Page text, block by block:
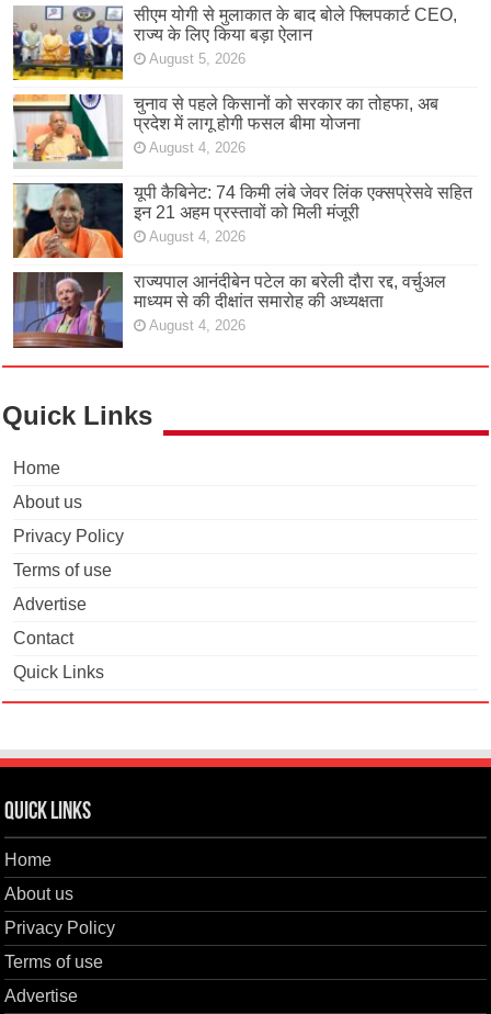
सीएम योगी से मुलाकात के बाद बोले फ्लिपकार्ट CEO,
राज्य के लिए किया बड़ा ऐलान
August 5, 2026
चुनाव से पहले किसानों को सरकार का तोहफा, अब
प्रदेश में लागू होगी फसल बीमा योजना
August 4, 2026
यूपी कैबिनेट: 74 किमी लंबे जेवर लिंक एक्सप्रेसवे सहित
इन 21 अहम प्रस्तावों को मिली मंजूरी
August 4, 2026
राज्यपाल आनंदीबेन पटेल का बरेली दौरा रद्द, वर्चुअल
माध्यम से की दीक्षांत समारोह की अध्यक्षता
August 4, 2026
Quick Links
Home
About us
Privacy Policy
Terms of use
Advertise
Contact
Quick Links
Quick Links
Home
About us
Privacy Policy
Terms of use
Advertise